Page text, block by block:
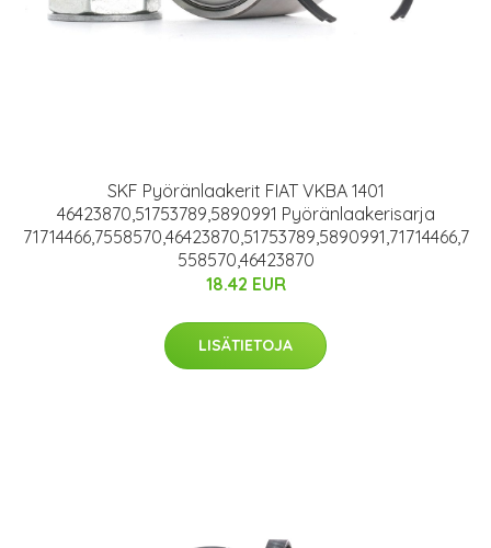
SKF Pyöränlaakerit FIAT VKBA 1401
46423870,51753789,5890991 Pyöränlaakerisarja
71714466,7558570,46423870,51753789,5890991,71714466,7
558570,46423870
18.42 EUR
LISÄTIETOJA